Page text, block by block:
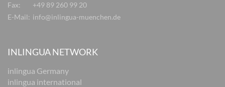
Fax:
+49 89 260 99 20
E-Mail: info@inlingua-muenchen.de
INLINGUA NETWORK
inlingua Germany
inlingua international